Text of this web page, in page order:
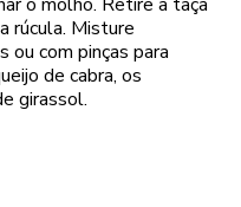
rúcula. Misture
ou com pinças para
de cabra, os
girassol.